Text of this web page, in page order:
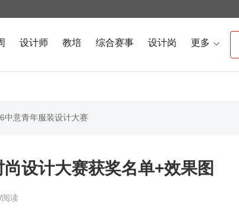
设计师 教培 综合赛事 设计岗 更多 
中意青年服装设计大赛
设计大赛获奖名单+效果图
读